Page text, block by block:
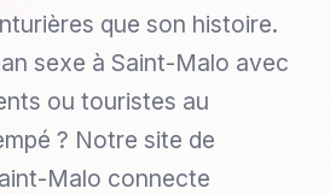
que son histoire.
sexe à Saint-Malo avec
ou touristes au
? Notre site de
Malo connecte